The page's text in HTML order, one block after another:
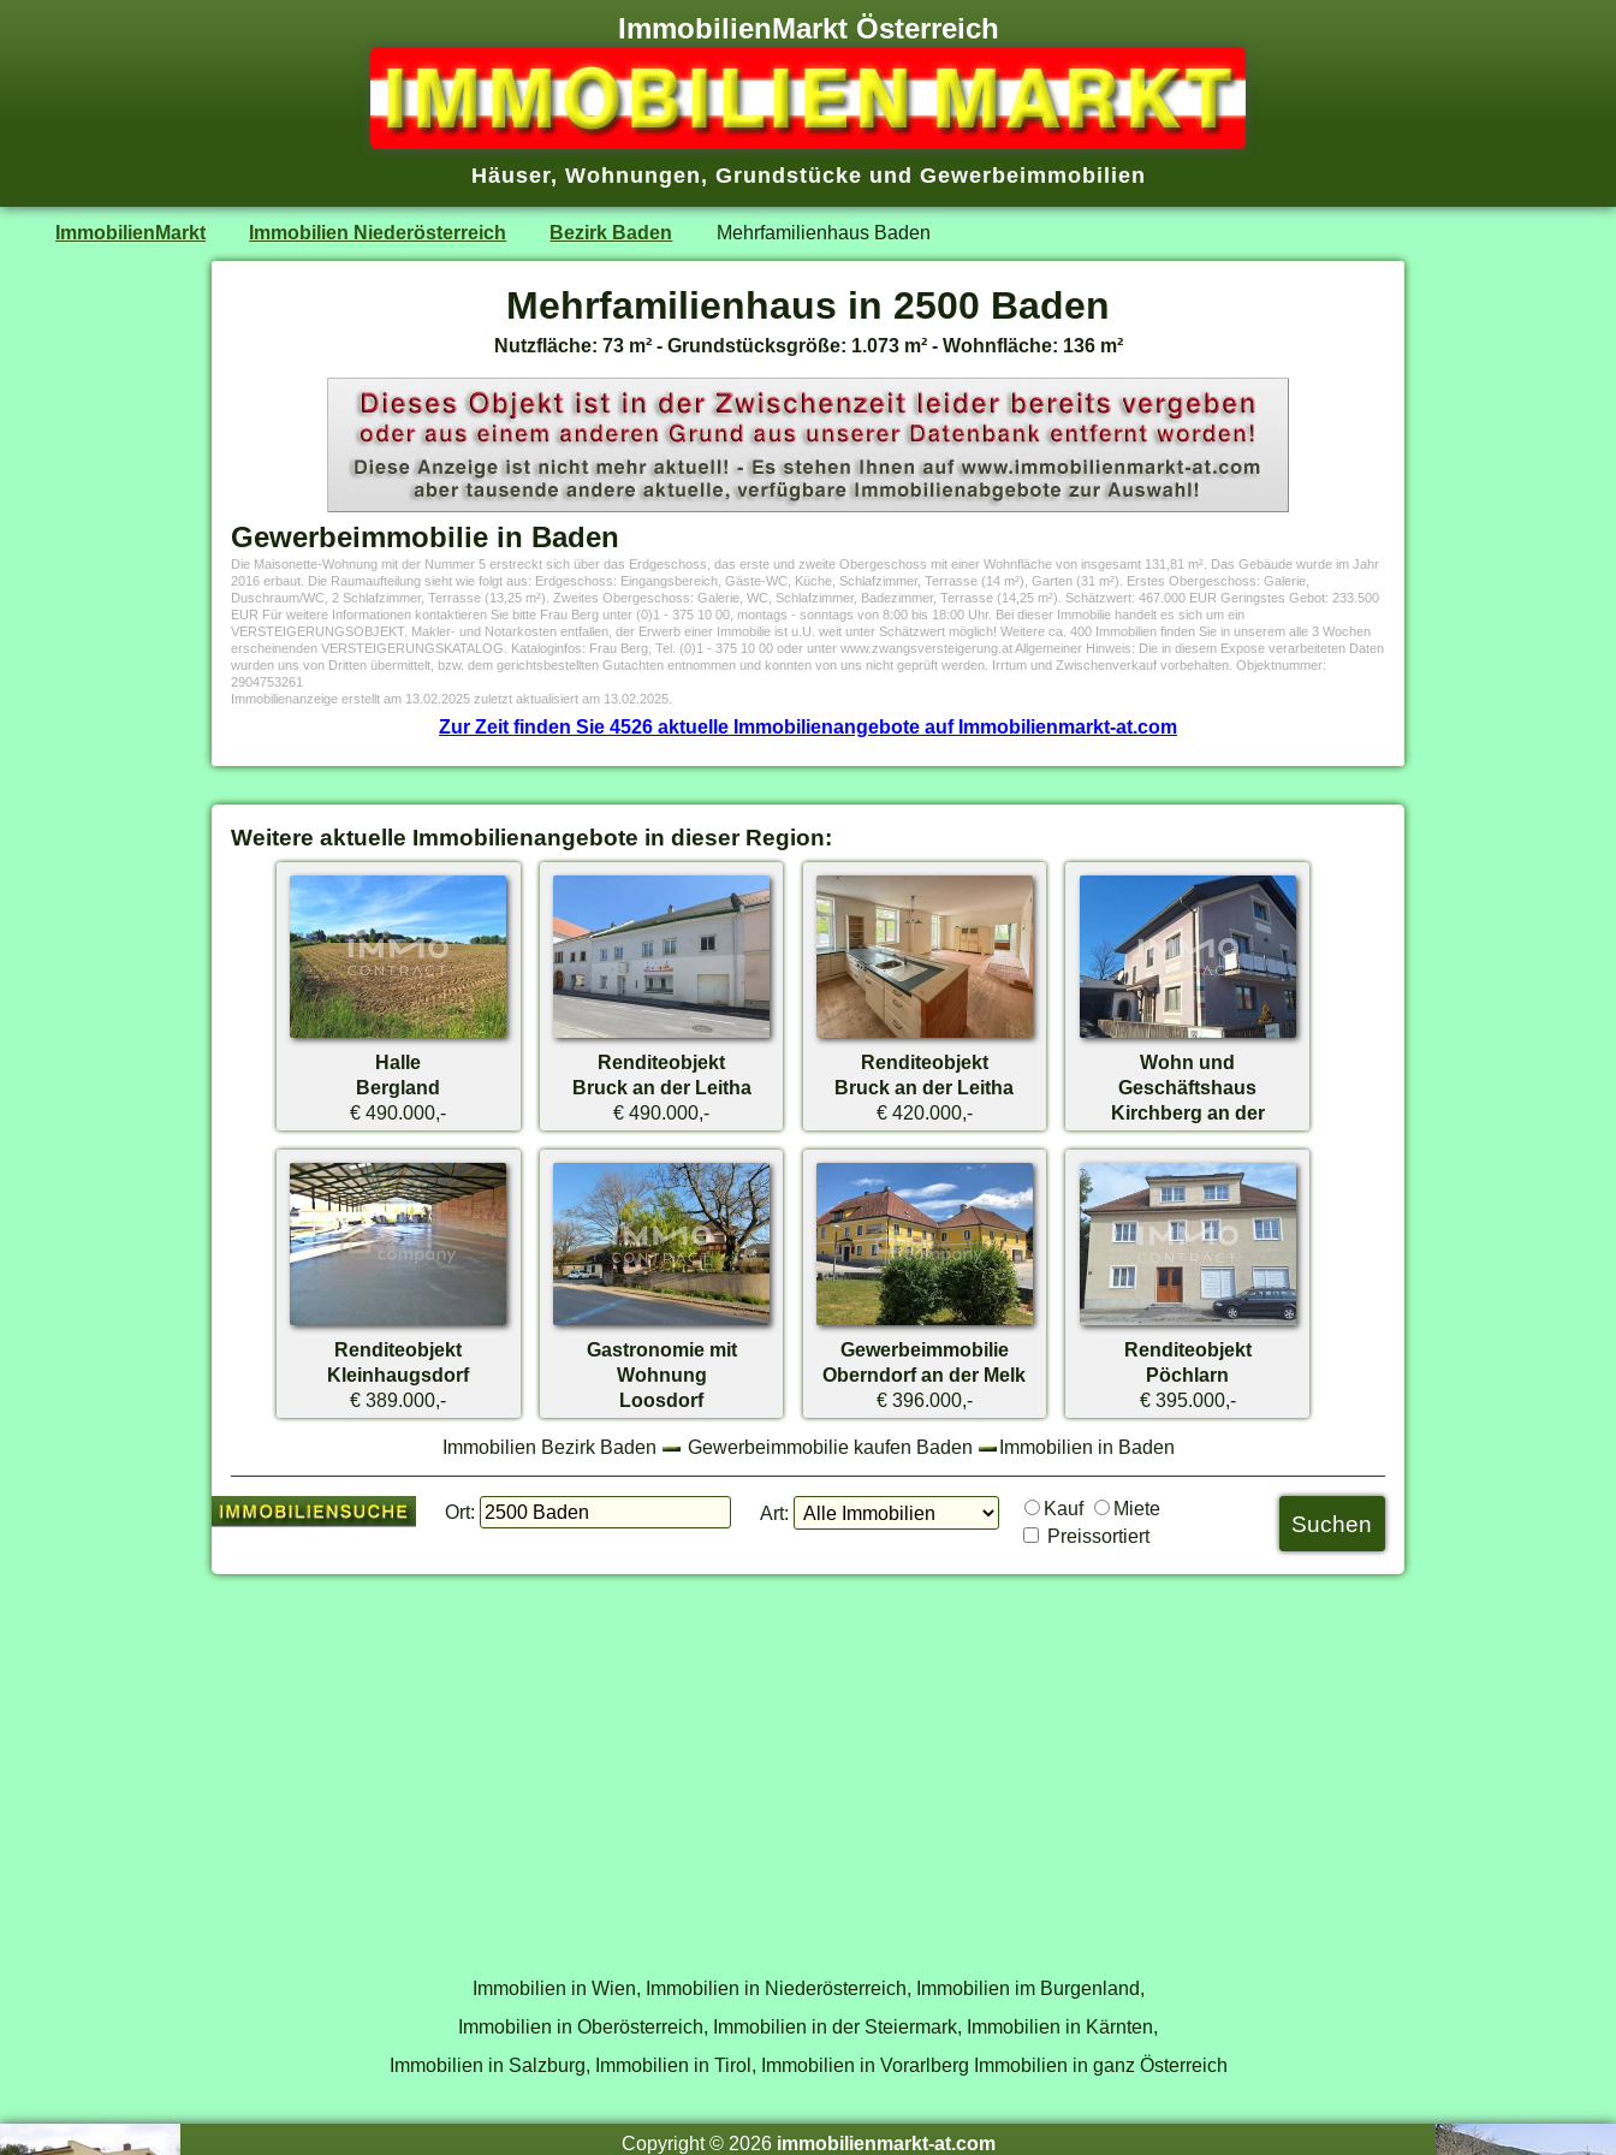
ImmobilienMarkt Österreich
Häuser, Wohnungen, Grundstücke und Gewerbeimmobilien
ImmobilienMarkt Immobilien Niederösterreich Bezirk Baden Mehrfamilienhaus Baden
Mehrfamilienhaus in 2500 Baden
Nutzfläche: 73 m² - Grundstücksgröße: 1.073 m² - Wohnfläche: 136 m²
Gewerbeimmobilie in Baden
Die Maisonette-Wohnung mit der Nummer 5 erstreckt sich über das Erdgeschoss, das erste und zweite Obergeschoss mit einer Wohnfläche von insgesamt 131,81 m². Das Gebäude wurde im Jahr
2016 erbaut. Die Raumaufteilung sieht wie folgt aus: Erdgeschoss: Eingangsbereich, Gäste-WC, Küche, Schlafzimmer, Terrasse (14 m²), Garten (31 m²). Erstes Obergeschoss: Galerie,
Duschraum/WC, 2 Schlafzimmer, Terrasse (13,25 m²). Zweites Obergeschoss: Galerie, WC, Schlafzimmer, Badezimmer, Terrasse (14,25 m²). Schätzwert: 467.000 EUR Geringstes Gebot: 233.500
EUR Für weitere Informationen kontaktieren Sie bitte Frau Berg unter (0)1 - 375 10 00, montags - sonntags von 8:00 bis 18:00 Uhr. Bei dieser Immobilie handelt es sich um ein
VERSTEIGERUNGSOBJEKT. Makler- und Notarkosten entfallen, der Erwerb einer Immobilie ist u.U. weit unter Schätzwert möglich! Weitere ca. 400 Immobilien finden Sie in unserem alle 3 Wochen
erscheinenden VERSTEIGERUNGSKATALOG. Kataloginfos: Frau Berg, Tel. (0)1 - 375 10 00 oder unter www.zwangsversteigerung.at Allgemeiner Hinweis: Die in diesem Expose verarbeiteten Daten
wurden uns von Dritten übermittelt, bzw. dem gerichtsbestellten Gutachten entnommen und konnten von uns nicht geprüft werden. Irrtum und Zwischenverkauf vorbehalten. Objektnummer:
2904753261
Immobilienanzeige erstellt am 13.02.2025 zuletzt aktualisiert am 13.02.2025.
Zur Zeit finden Sie 4526 aktuelle Immobilienangebote auf Immobilienmarkt-at.com
Weitere aktuelle Immobilienangebote in dieser Region:
Halle
Bergland
€ 490.000,-
Renditeobjekt
Bruck an der Leitha
€ 490.000,-
Renditeobjekt
Bruck an der Leitha
€ 420.000,-
Wohn und
Geschäftshaus
Kirchberg an der
Pielach
€ 269.000,-
Renditeobjekt
Kleinhaugsdorf
€ 389.000,-
Gastronomie mit
Wohnung
Loosdorf
€ 495.000,-
Gewerbeimmobilie
Oberndorf an der Melk
€ 396.000,-
Renditeobjekt
Pöchlarn
€ 395.000,-
Immobilien Bezirk Baden Gewerbeimmobilie kaufen Baden Immobilien in Baden
Ort: Art: Kauf
Miete
Preissortiert
Immobilien in Wien, Immobilien in Niederösterreich, Immobilien im Burgenland,
Immobilien in Oberösterreich, Immobilien in der Steiermark, Immobilien in Kärnten,
Immobilien in Salzburg, Immobilien in Tirol, Immobilien in Vorarlberg Immobilien in ganz Österreich
Copyright © 2026 immobilienmarkt-at.com